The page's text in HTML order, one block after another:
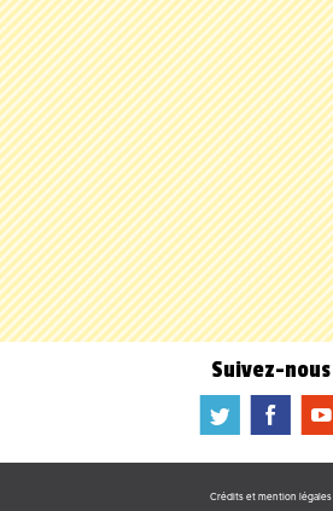
Suivez-nous
a b f
Crédits et mention légales